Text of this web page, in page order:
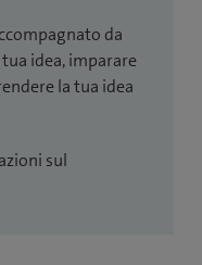
da
idea, imparare
la tua idea
sul